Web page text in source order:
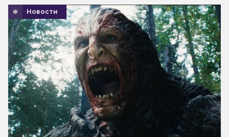
Новости